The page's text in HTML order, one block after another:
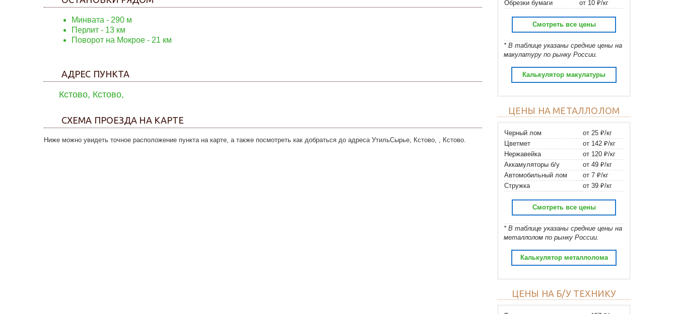
Минвата - 290 м
Перлит - 13 км
Поворот на Мокрое - 21 км
АДРЕС ПУНКТА
Кстово, Кстово,
СХЕМА ПРОЕЗДА НА КАРТЕ
Ниже можно увидеть точное расположение пункта на карте, а также посмотреть как добраться до адреса УтильСырье, Кстово, , Кстово.
Обрезки бумаги
от 10 ₽/кг
Смотреть все цены
* В таблице указаны средние цены на
макулатуру по рынку России.
Калькулятор макулатуры
ЦЕНЫ НА МЕТАЛЛОЛОМ
Черный лом
от 25 ₽/кг
Цветмет
от 142 ₽/кг
Нержавейка
от 120 ₽/кг
Аккамуляторы б/у
от 49 ₽/кг
Автомобильный лом
от 7 ₽/кг
Стружка
от 39 ₽/кг
Смотреть все цены
* В таблице указаны средние цены на
металлолом по рынку России.
Калькулятор металлолома
ЦЕНЫ НА Б/У ТЕХНИКУ